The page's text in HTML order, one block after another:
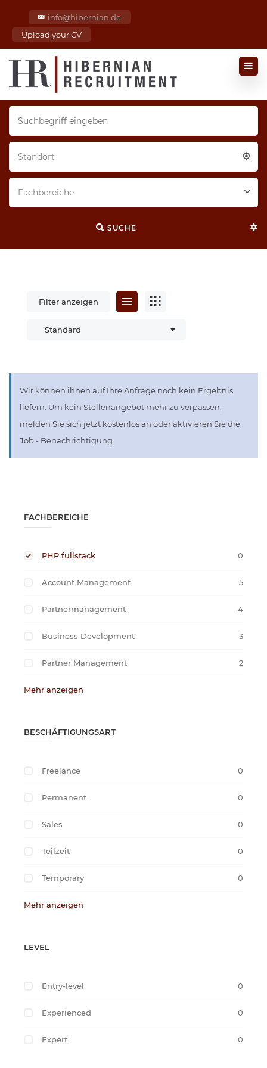
info@hibernian.de
Upload your CV
Standort
Fachbereiche
SUCHE
Filter anzeigen
Standard
Wir können ihnen auf Ihre Anfrage noch kein Ergebnis
liefern. Um kein Stellenangebot mehr zu verpassen,
melden Sie sich jetzt kostenlos an oder aktivieren Sie die
Job - Benachrichtigung.
FACHBEREICHE
PHP fullstack 0
Account Management 5
Partnermanagement 4
Business Development 3
Partner Management 2
Mehr anzeigen
BESCHÄFTIGUNGSART
Freelance 0
Permanent 0
Sales 0
Teilzeit 0
Temporary 0
Mehr anzeigen
LEVEL
Entry-level 0
Experienced 0
Expert 0